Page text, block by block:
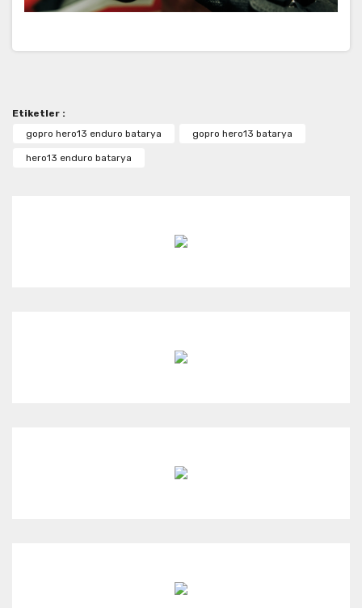
Ürün resmi kalitesiz, bozuk veya görüntülenemiyor.
Ürün açıklamasında eksik bilgiler bulunuyor.
Etiketler :
gopro hero13 enduro batarya
gopro hero13 batarya
hero13 enduro batarya